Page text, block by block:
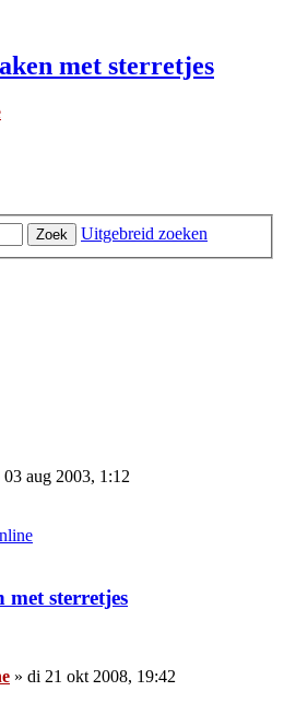
met sterretjes
Zoek
Uitgebreid zoeken
03 aug 2003, 1:12
sterretjes
» di 21 okt 2008, 19:42